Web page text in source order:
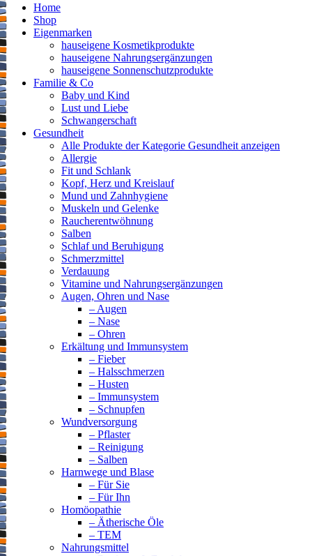
Home
Shop
Eigenmarken
hauseigene Kosmetikprodukte
hauseigene Nahrungsergänzungen
hauseigene Sonnenschutzprodukte
Familie & Co
Baby und Kind
Lust und Liebe
Schwangerschaft
Gesundheit
Alle Produkte der Kategorie Gesundheit anzeigen
Allergie
Fit und Schlank
Kopf, Herz und Kreislauf
Mund und Zahnhygiene
Muskeln und Gelenke
Raucherentwöhnung
Salben
Schlaf und Beruhigung
Schmerzmittel
Verdauung
Vitamine und Nahrungsergänzungen
Augen, Ohren und Nase
– Augen
– Nase
– Ohren
Erkältung und Immunsystem
– Fieber
– Halsschmerzen
– Husten
– Immunsystem
– Schnupfen
Wundversorgung
– Pflaster
– Reinigung
– Salben
Harnwege und Blase
– Für Sie
– Für Ihn
Homöopathie
– Ätherische Öle
– TEM
Nahrungsmittel